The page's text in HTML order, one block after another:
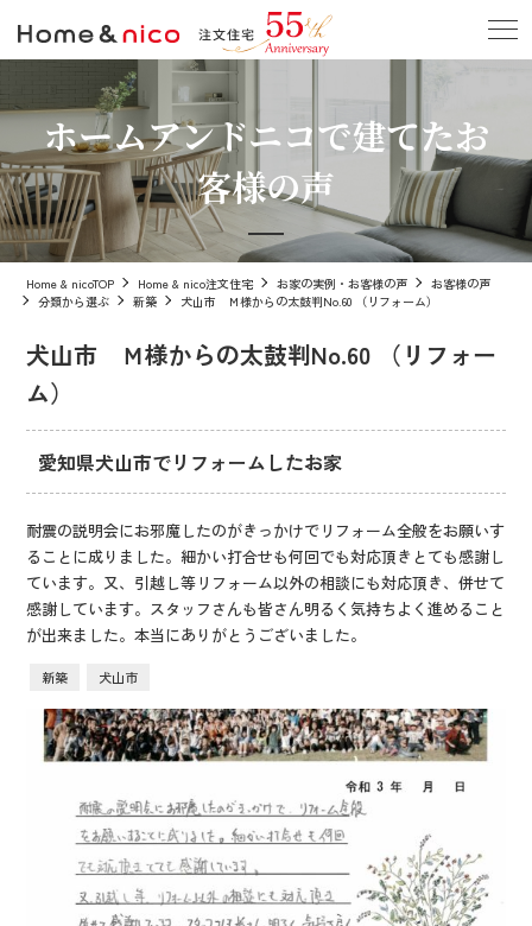
ホームアンドニコで建てたお
客様の声
Home & nicoTOP Home & nico注文住宅 お家の実例・お客様の声
お客様の声
分類から選ぶ
新築 犬山市 Ｍ様からの太鼓判No.60 （リフォーム）
犬山市 Ｍ様からの太鼓判No.60 （リフォー
ム）
愛知県犬山市でリフォームしたお家
耐震の説明会にお邪魔したのがきっかけでリフォーム全般をお願いす
ることに成りました。細かい打合せも何回でも対応頂きとても感謝し
ています。又、引越し等リフォーム以外の相談にも対応頂き、併せて
感謝しています。スタッフさんも皆さん明るく気持ちよく進めること
が出来ました。本当にありがとうございました。
新築 犬山市